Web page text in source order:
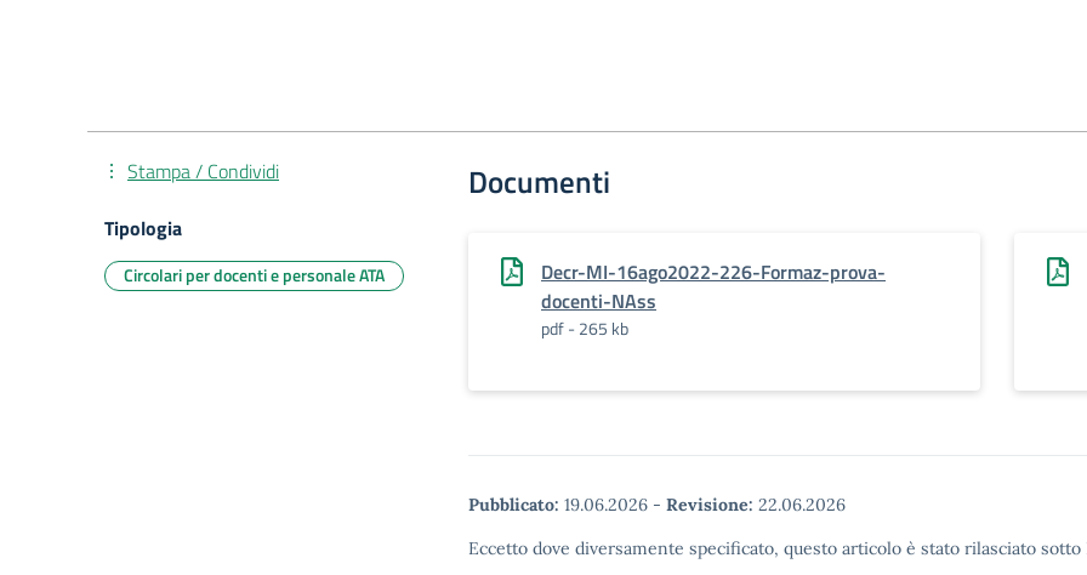
Documenti
Decr-MI-16ago2022-226-Formaz-prova-
docenti-NAss
pdf - 265 kb
Pubblicato: 19.06.2026 - Revisione: 22.06.2026
Eccetto dove diversamente specificato, questo articolo è stato rilasciato
Stampa / Condividi
Tipologia
Circolari per docenti e personale ATA